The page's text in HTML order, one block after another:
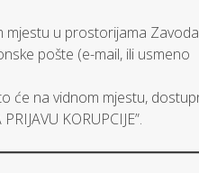
mjestu u prostorijama
pošte (e-mail, ili usmeno
će na vidnom mjestu,
KORUPCIJE”.